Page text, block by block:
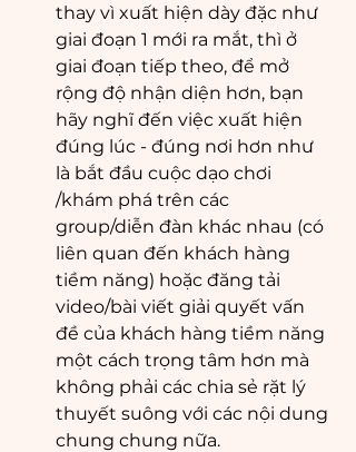
thay vì xuất hiện dày đặc như
giai đoạn 1 mới ra mắt, thì ở
giai đoạn tiếp theo, để mở
rộng độ nhận diện hơn, bạn
hãy nghĩ đến việc xuất hiện
đúng lúc - đúng nơi hơn như
là bắt đầu cuộc dạo chơi
/khám phá trên các
group/diễn đàn khác nhau (có
liên quan đến khách hàng
tiềm năng) hoặc đăng tải
video/bài viết giải quyết vấn
đề của khách hàng tiềm năng
một cách trọng tâm hơn mà
không phải các chia sẻ rặt lý
thuyết suông với các nội dung
chung chung nữa.